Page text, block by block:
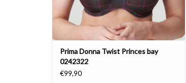
Prima Donna Twist Princes bay
0242322
€99,90